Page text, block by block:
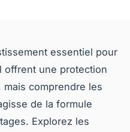
essentiel pour
offrent une protection
comprendre les
de la formule
Explorez les